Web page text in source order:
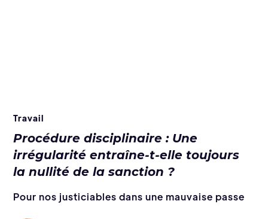
Travail
Procédure disciplinaire : Une
irrégularité entraîne-t-elle toujours
la nullité de la sanction ?
Pour nos justiciables dans une mauvaise passe